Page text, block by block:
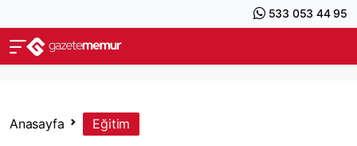
533 053 44 95
Anasayfa Eğitim